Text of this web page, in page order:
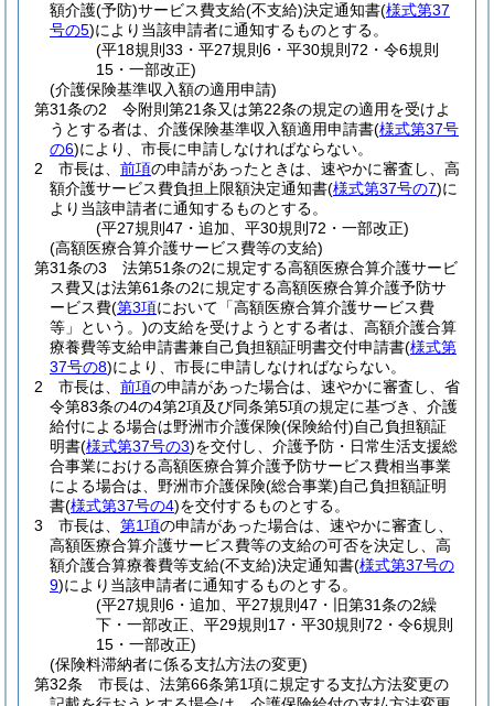
額介護(予防)サービス費支給(不支給)決定通知書(様式第37
号の5)により当該申請者に通知するものとする。
(平18規則33・平27規則6・平30規則72・令6規則
15・一部改正)
(介護保険基準収入額の適用申請)
第31条の2
令附則第21条又は第22条の規定の適用を受けよ
うとする者は、介護保険基準収入額適用申請書(様式第37号
の6)により、市長に申請しなければならない。
2
市長は、 前項の申請があったときは、速やかに審査し、高
額介護サービス費負担上限額決定通知書(様式第37号の7)に
より当該申請者に通知するものとする。
(平27規則47・追加、平30規則72・一部改正)
(高額医療合算介護サービス費等の支給)
第31条の3
法第51条の2に規定する高額医療合算介護サービ
ス費又は法第61条の2に規定する高額医療合算介護予防サ
ービス費(第3項において「高額医療合算介護サービス費
等」という。)の支給を受けようとする者は、高額介護合算
療養費等支給申請書兼自己負担額証明書交付申請書(様式第
37号の8)により、市長に申請しなければならない。
2
市長は、 前項の申請があった場合は、速やかに審査し、省
令第83条の4の4第2項及び同条第5項の規定に基づき、介護
給付による場合は野洲市介護保険(保険給付)自己負担額証
明書(様式第37号の3)を交付し、介護予防・日常生活支援総
合事業における高額医療合算介護予防サービス費相当事業
による場合は、野洲市介護保険(総合事業)自己負担額証明
書(様式第37号の4)を交付するものとする。
3
市長は、 第1項の申請があった場合は、速やかに審査し、
高額医療合算介護サービス費等の支給の可否を決定し、高
額介護合算療養費等支給(不支給)決定通知書(様式第37号の
9)により当該申請者に通知するものとする。
(平27規則6・追加、平27規則47・旧第31条の2繰
下・一部改正、平29規則17・平30規則72・令6規則
15・一部改正)
(保険料滞納者に係る支払方法の変更)
第32条
市長は、法第66条第1項に規定する支払方法変更の